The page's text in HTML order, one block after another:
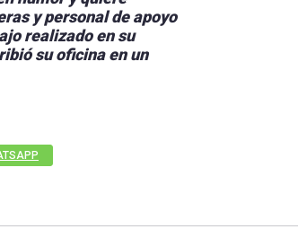
y personal de apoyo
realizado en su
su oficina en un